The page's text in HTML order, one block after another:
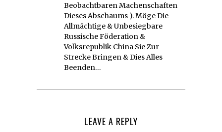
Beobachtbaren Machenschaften
Dieses Abschaums ). Möge Die
Allmächtige & Unbesiegbare
Russische Föderation &
Volksrepublik China Sie Zur
Strecke Bringen & Dies Alles
Beenden…
LEAVE A REPLY